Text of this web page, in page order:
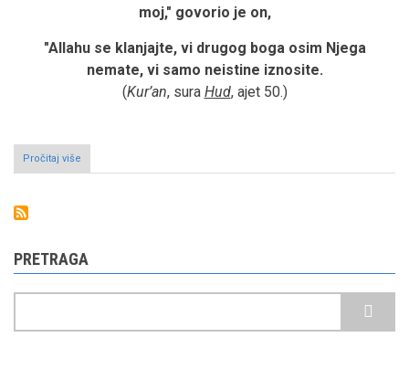
moj," govorio je on,
"Allahu se klanjajte, vi drugog boga osim Njega
nemate, vi samo neistine iznosite.
(Kur’an, sura Hud, ajet 50.)
Pročitaj više
Narod
PRETRAGA